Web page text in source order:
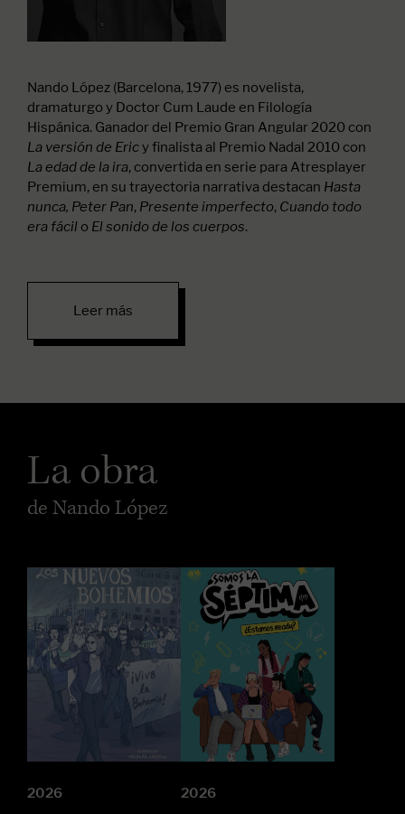
Nando López (Barcelona, 1977) es novelista,
dramaturgo y Doctor Cum Laude en Filología
Hispánica. Ganador del Premio Gran Angular 2020 con
La versión de Ericy finalista al Premio Nadal 2010 con
La edad de la ira, convertida en serie para Atresplayer
Premium, en su trayectoria narrativa destacan Hasta
nunca, Peter Pan, Presente imperfecto, Cuando todo
era fácil o El sonido de los cuerpos.
Leer más
La obra
de Nando López
2026 2026